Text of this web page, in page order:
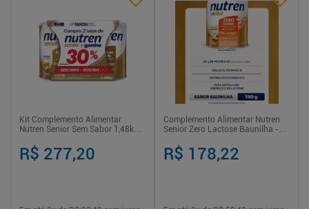
Kit Complemento Alimentar
Nutren Senior Sem Sabor 1,48kg
Lata
R$ 277,20
Complemento Alimentar Nutren
Senior Zero Lactose Baunilha -
R$ 178,22